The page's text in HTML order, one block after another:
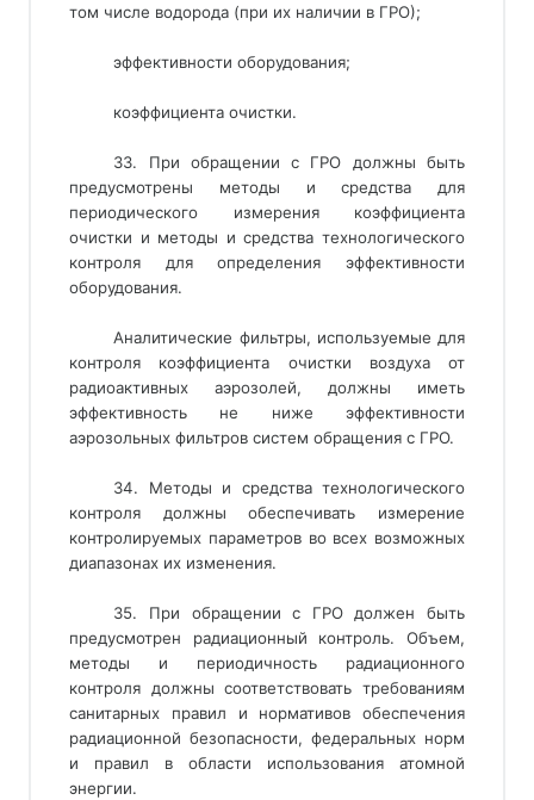
том числе водорода (при их наличии в ГРО);
эффективности оборудования;
коэффициента очистки.
33. При обращении с ГРО должны быть
предусмотрены методы и средства для
периодического измерения коэффициента
очистки и методы и средства технологического
контроля для определения эффективности
оборудования.
Аналитические фильтры, используемые для
контроля коэффициента очистки воздуха от
радиоактивных аэрозолей, должны иметь
эффективность не ниже эффективности
аэрозольных фильтров систем обращения с ГРО.
34. Методы и средства технологического
контроля должны обеспечивать измерение
контролируемых параметров во всех возможных
диапазонах их изменения.
35. При обращении с ГРО должен быть
предусмотрен радиационный контроль. Объем,
методы и периодичность радиационного
контроля должны соответствовать требованиям
санитарных правил и нормативов обеспечения
радиационной безопасности, федеральных норм
и правил в области использования атомной
энергии.